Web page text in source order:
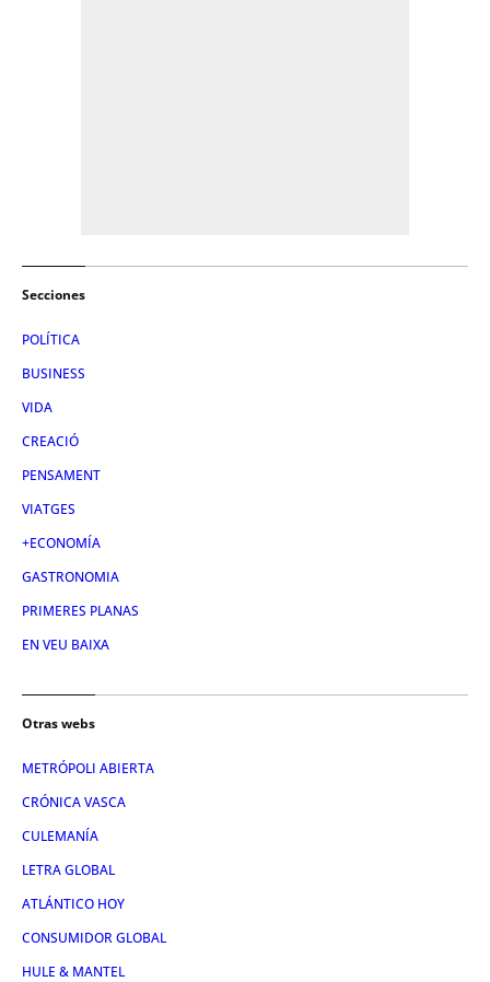
Secciones
POLÍTICA
BUSINESS
VIDA
CREACIÓ
PENSAMENT
VIATGES
+ECONOMÍA
GASTRONOMIA
PRIMERES PLANAS
EN VEU BAIXA
Otras webs
METRÓPOLI ABIERTA
CRÓNICA VASCA
CULEMANÍA
LETRA GLOBAL
ATLÁNTICO HOY
CONSUMIDOR GLOBAL
HULE & MANTEL